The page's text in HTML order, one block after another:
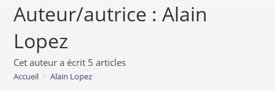
Auteur/autrice :Alain
Lopez
Cet auteur a écrit 5 articles
Accueil > Alain Lopez